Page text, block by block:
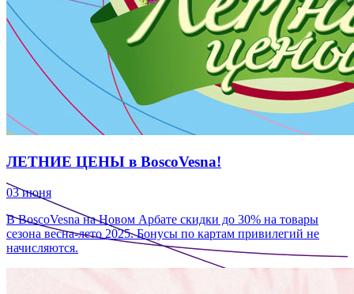
ЛЕТНИЕ ЦЕНЫ в BoscoVesna!
03 июня
В BoscoVesna на Новом Арбате скидки до 30% на товары
сезона весна-лето 2025. Бонусы по картам привилегий не
начисляются.